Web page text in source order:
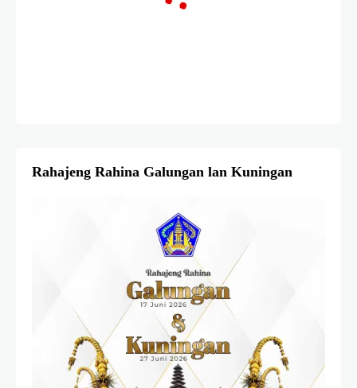
Rahajeng Rahina Galungan lan Kuningan